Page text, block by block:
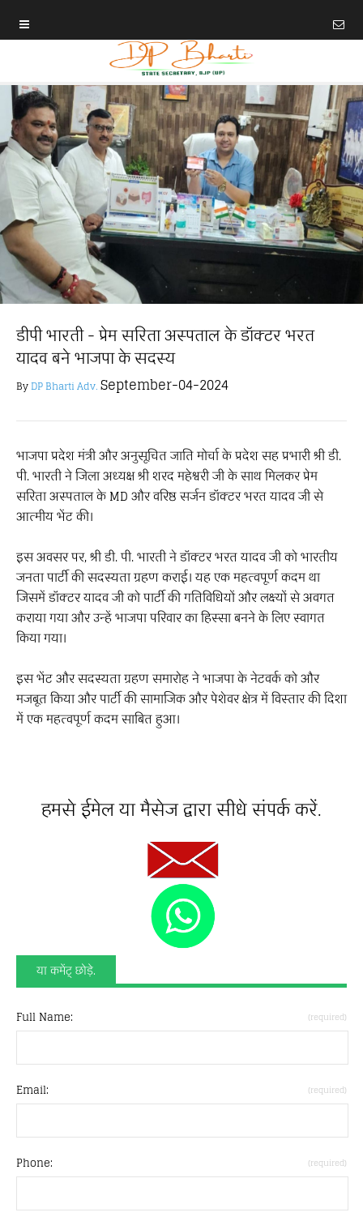
डीपी भारती - प्रेम सरिता अस्पताल के डॉक्टर भरत
यादव बने भाजपा के सदस्य
ByDP Bharti Adv.September-04-2024
भाजपा प्रदेश मंत्री और अनुसूचित जाति मोर्चा के प्रदेश सह प्रभारी श्री डी.
पी. भारती ने जिला अध्यक्ष श्री शरद महेश्वरी जी के साथ मिलकर प्रेम
सरिता अस्पताल के MD और वरिष्ठ सर्जन डॉक्टर भरत यादव जी से
आत्मीय भेंट की।
इस अवसर पर, श्री डी. पी. भारती ने डॉक्टर भरत यादव जी को भारतीय
जनता पार्टी की सदस्यता ग्रहण कराई। यह एक महत्वपूर्ण कदम था
जिसमें डॉक्टर यादव जी को पार्टी की गतिविधियों और लक्ष्यों से अवगत
कराया गया और उन्हें भाजपा परिवार का हिस्सा बनने के लिए स्वागत
किया गया।
इस भेंट और सदस्यता ग्रहण समारोह ने भाजपा के नेटवर्क को और
मजबूत किया और पार्टी की सामाजिक और पेशेवर क्षेत्र में विस्तार की दिशा
में एक महत्वपूर्ण कदम साबित हुआ।
हमसे ईमेल या मैसेज द्वारा सीधे संपर्क करें.
या कमेंट् छोड़े.
Full Name: (required)
Email: (required)
Phone: (required)